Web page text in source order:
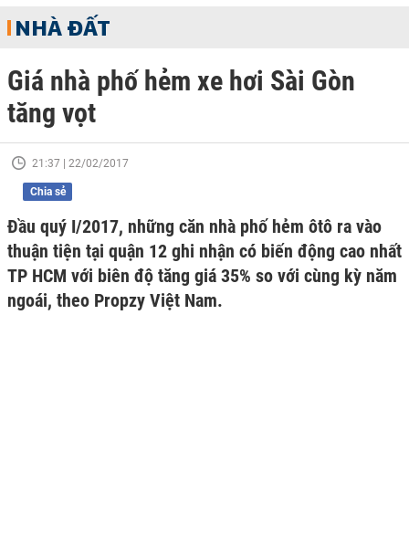
NHÀ ĐẤT
Giá nhà phố hẻm xe hơi Sài Gòn
tăng vọt
21:37 | 22/02/2017
Chia sẻ
Đầu quý I/2017, những căn nhà phố hẻm ôtô ra vào
thuận tiện tại quận 12 ghi nhận có biến động cao nhất
TP HCM với biên độ tăng giá 35% so với cùng kỳ năm
ngoái, theo Propzy Việt Nam.